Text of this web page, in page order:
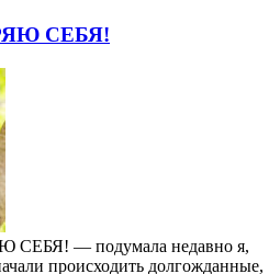
СЕБЯ!
— подумала недавно я,
происходить долгожданные,